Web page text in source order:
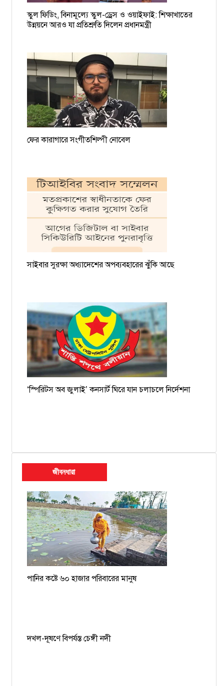
ময়মনসিংহের সমন্বয়ক আশিকুরকে হত্যার হুমকি, থানায় জিডি
স্কুল ফিডিং, বিনামূল্যে স্কুল-ড্রেস ও ওয়াইফাই: শিক্ষাখাতের
উন্নয়নে আরও যা প্রতিশ্রুতি দিলেন প্রধানমন্ত্রী
ফের কারাগারে সংগীতশিল্পী নোবেল
সাইবার সুরক্ষা অধ্যাদেশের অপব্যবহারের ঝুঁকি আছে
‘স্পিরিটস অব জুলাই’ কনসার্ট ঘিরে যান চলাচলে নির্দেশনা
জীবনধারা
পানির কষ্টে ৬০ হাজার পরিবারের মানুষ
দখল-দূষণে বিপর্যস্ত চেঙ্গী নদী